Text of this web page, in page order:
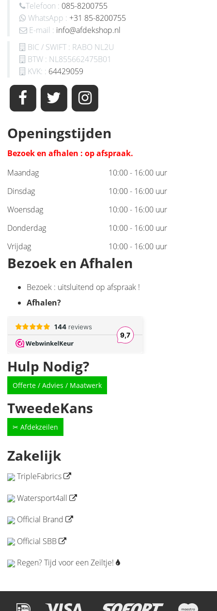
Telefoon : 085-8200755
WhatsApp : +31 85-8200755
E-mail : info@afdekshop.nl
BIC / SWIFT : RABO NL2U
BTW : NL855662475B01
KVK: : 64429059
Openingstijden
Bezoek en afhalen : op afspraak.
Maandag
10:00 - 16:00 uur
Dinsdag
10:00 - 16:00 uur
Woensdag
10:00 - 16:00 uur
Donderdag
10:00 - 16:00 uur
Vrijdag
10:00 - 16:00 uur
Bezoek en Afhalen
Bezoek : uitsluitend op afspraak !
Afhalen?
Hulp Nodig?
Offerte / Advies / Maatwerk
TweedeKans
✂ Afdekzeilen
Zakelijk
TripleFabrics
Watersport4all
Official Brand
Official SBB
Regen? Tijd voor een Zeiltje!